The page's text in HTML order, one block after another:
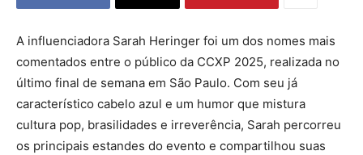
A influenciadora Sarah Heringer foi um dos nomes mais
comentados entre o público da CCXP 2025, realizada no
último final de semana em São Paulo. Com seu já
característico cabelo azul e um humor que mistura
cultura pop, brasilidades e irreverência, Sarah percorreu
os principais estandes do evento e compartilhou suas